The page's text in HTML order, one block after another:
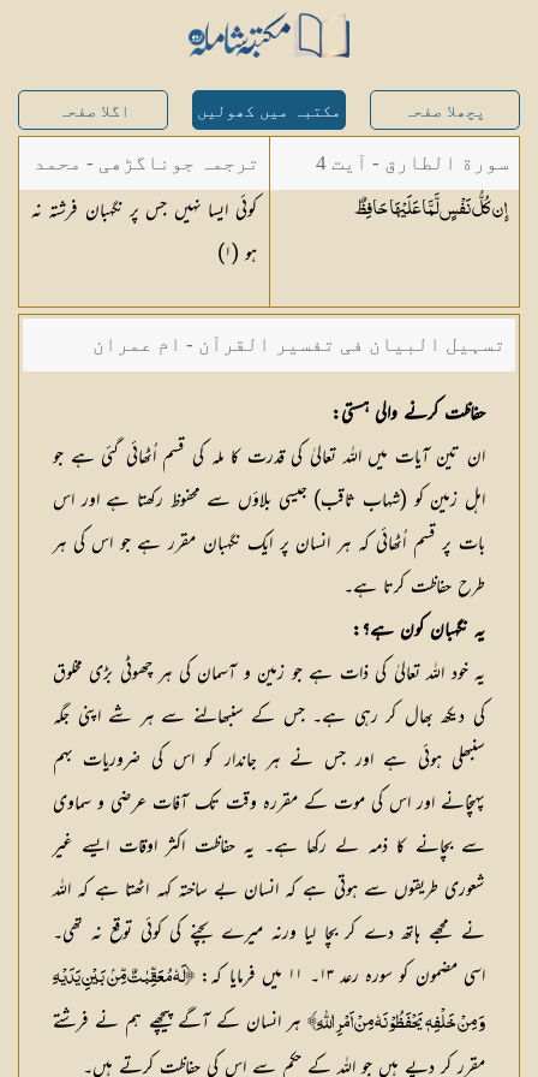
پچھلا صفحہ مکتبہ میں کھولیں اگلا صفحہ
سورة الطارق - آیت 4
إِن كُلُّ نَفْسٍ لَّمَّا عَلَيْهَاحَافِظٌ
ترجمہ جوناگڑھی - محمد
جونا گڑھی
کوئی ایسا نہیں جس پر نگہبان فرشتہ نہ
ہو (١)
تسہیل البیان فی تفسیر القرآن - ام عمران
شکیلہ بنت میاں فضل حسین
حفاظت كرنے والی ہستی:
ان تین آیات میں اللہ تعالیٰ كی قدرت كا ملہ كی قسم اُٹھائی گئی ہے جو
اہل زمین كو (شہاب ثاقب) جیسی بلاؤں سے محفوظ ركھتا ہے اور اس
بات پر قسم اُٹھائی كہ ہر انسان پر ایك نگہبان مقرر ہے جو اس كی ہر
طرح حفاظت كرتا ہے۔
یہ نگہبان كون ہے؟:
یہ خود اللہ تعالیٰ كی ذات ہے جو زمین و آسمان كی ہر چھوٹی بڑی مخلوق
كی دیكھ بھال كر رہی ہے۔ جس كے سنبھالنے سے ہر شے اپنی جگہ
سنبھلی ہوئی ہے اور جس نے ہر جاندار كو اس كی ضروریات بہم
پہنچانے اور اس كی موت كے مقررہ وقت تك آفات عرضي و سماوی
سے بچانے كا ذمہ لے ركھا ہے۔ یہ حفاظت اكثر اوقات ایسے غیر
شعوری طریقوں سے ہوتی ہے كہ انسان بے ساختہ كہہ اٹھتا ہے كہ اللہ
نے مجھے ہاتھ دے كر بچا لیا ورنہ میرے بچنے كی كوئی توقع نہ تھی۔
اسی مضمون كو سورہ رعد ۱۳۔ ۱۱ میں فرمایا كہ:
﴿لَهٗ مُعَقِّبٰتٌ مِّنۢ بَيْنِ يَدَيْهِ
وَ مِنْ خَلْفِهٖ يَحْفَظُوْنَهٗ مِنْ اَمْرِ اللّٰهِ﴾ ہر انسان كے آگے پیچھے ہم نے فرشتے
مقرر كر دیے ہیں جو اللہ كے حكم سے اس كی حفاظت كرتے ہیں۔